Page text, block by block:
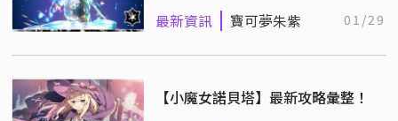
最新資訊 寶可夢朱紫 01/29
【小魔女諾貝塔】最新攻略彙整！